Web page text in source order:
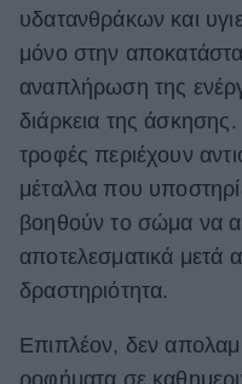
Women's Forum
Hautes Grecians
Γάμος
Market News
υδατανθράκων και
μόνο στην
αναπλήρωση της
διάρκεια της
τροφές περιέχουν
μέταλλα που
βοηθούν το σώμα να
αποτελεσματικά μετά
δραστηριότητα.
Επιπλέον, δεν